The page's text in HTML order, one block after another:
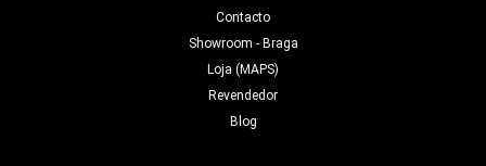
Contacto
Showroom - Braga
Loja (MAPS)
Revendedor
Blog